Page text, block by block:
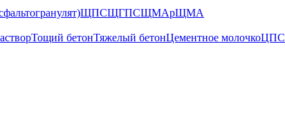
ЩПСЩГПСЩМАрЩМА
Тощий бетонТяжелый бетонЦементное молочкоЦПС